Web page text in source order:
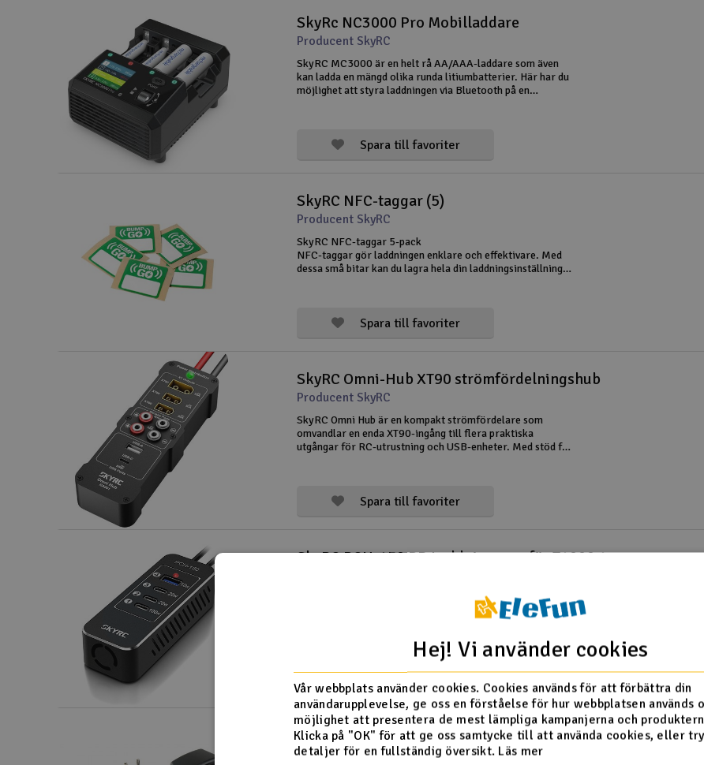
SkyRc NC3000 Pro Mobilladdare
Producent SkyRC
SkyRC MC3000 är en helt rå AA/AAA-laddare som även
kan ladda en mängd olika runda litiumbatterier. Här har du
möjlighet att styra laddningen via Bluetooth på en
Spara till favoriter
SkyRC NFC-taggar (5)
Producent SkyRC
SkyRC NFC-taggar 5-pack
NFC-taggar gör laddningen enklare och effektivare. Med
dessa små bitar kan du lagra hela din laddningsinställning
Spara till favoriter
SkyRC Omni-Hub XT90 strömfördelningshub
Producent SkyRC
SkyRC Omni Hub är en kompakt strömfördelare som
omvandlar en enda XT90-ingång till flera praktiska
utgångar för RC-utrustning och USB-enheter. Med stöd för
Spara till favoriter
SkyRC PCH-150 PD Laddningsnav för T1000 150W
Laddningsadaptern PCH-150 PD utökar kapaciteten hos
T1000-laddaren med ytterligare en praktisk funktion. Med
enheter med ström samtidigt via de 4 anslutningarna.
Detta inkluderar även smartph
Spara till favoriter
Spektrum Laddare SPM9551
Producent Spektrum
Hej! Vi använder cookies
Vår webbplats använder cookies. Cookies används för att förbättra din
användarupplevelse, ge oss en förståelse för hur webbplatsen används
möjlighet att presentera de mest lämpliga kampanjerna och
Klicka på "OK" för att ge oss samtycke till att använda cookies, eller
detaljer för en fullständig översikt. Läs mer